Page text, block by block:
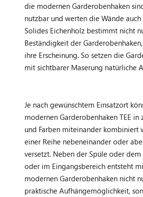
die modernen Garderobenhaken
nutzbar und werten die Wände
Solides Eichenholz bestimmt nicht
Beständigkeit der
ihre Erscheinung. So setzen die
mit sichtbarer Maserung natürliche
Je nach gewünschtem Einsatzort
modernen Garderobenhaken TEE in
und Farben miteinander kombiniert
einer Reihe nebeneinander oder
versetzt. Neben der Spüle oder dem
oder im Eingangsbereich entsteht
modernen Garderobenhaken nicht
praktische Aufhängemöglichkeit,